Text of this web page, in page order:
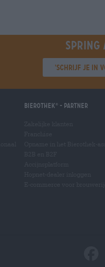
Spring
'Schrijf je in
Bierothek - Partner